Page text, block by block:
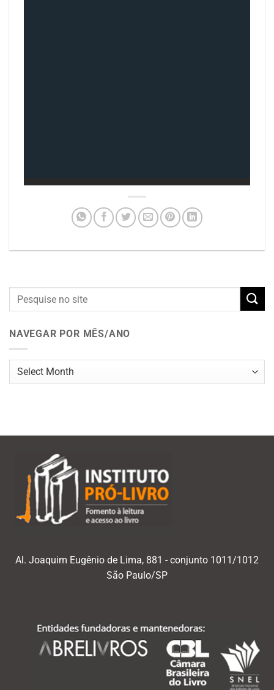
NAVEGAR POR MÊS/ANO
Navegar
Al. Joaquim Eugênio de Lima, 881 - conjunto 1011/1012
São Paulo/SP